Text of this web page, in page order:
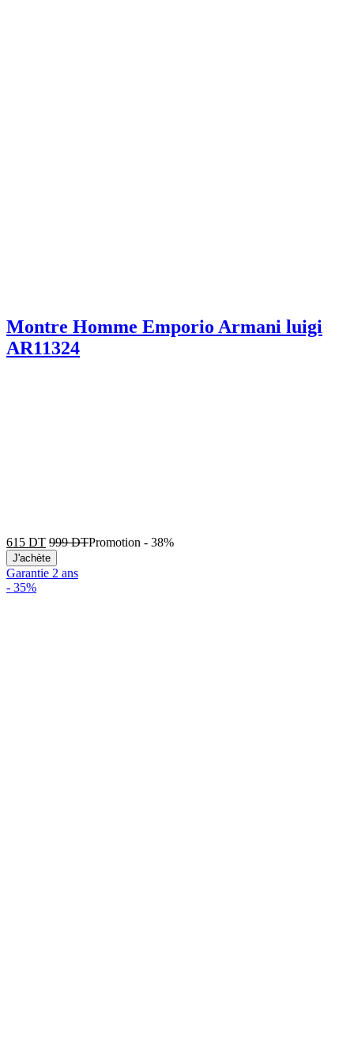
Montre Homme Emporio Armani luigi
AR11324
615 DT 999DTPromotion - 38%
J'achète
Garantie 2 ans
- 35%